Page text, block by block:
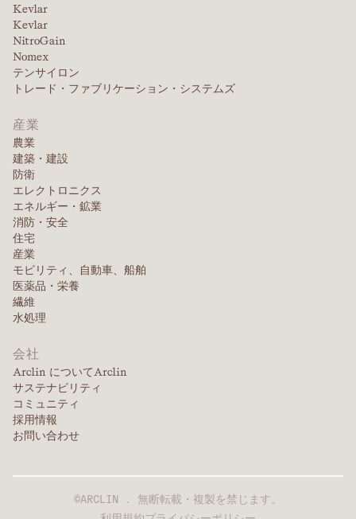
Kevlar
Kevlar
NitroGain
Nomex
テンサイロン
トレード・ファブリケーション・システムズ
産業
農業
建築・建設
防衛
エレクトロニクス
エネルギー・鉱業
消防・安全
住宅
産業
モビリティ、自動車、船舶
医薬品・栄養
繊維
水処理
会社
Arclin についてArclin
サステナビリティ
コミュニティ
採用情報
お問い合わせ
©ARCLIN . 無断転載・複製を禁じます。